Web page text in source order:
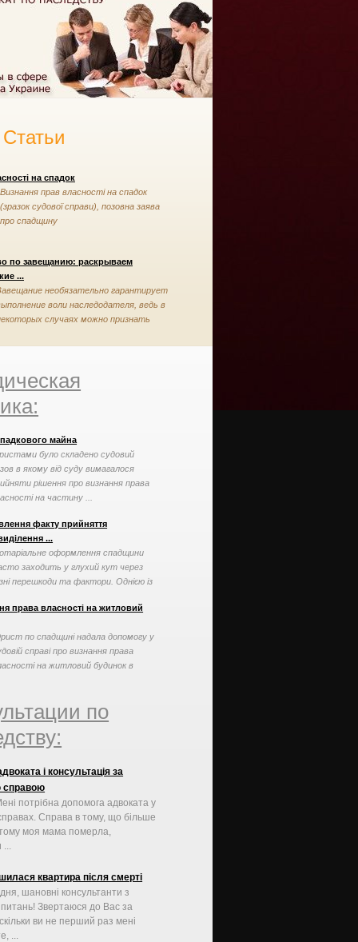
Статьи
на спадок
Визнання прав власності на спадок
(зразок судової справи), позовна заява
про спадщину
по завещанию: раскрываем
...
необязательно гарантирует
воли наследодателя, ведь в
случаях можно признать
майна
було складено судовий
в якому від суду вимагалося
рішення про визнання права
на частину ...
факту прийняття
...
оформлення спадщини
заходить у глухий кут через
перешкоди та фактори. Однією із
права власності на житловий
по спадщині надала допомогу у
справі про визнання права
на житловий будинок в
по
і консультація за
справою
потрібна допомога адвоката у
Справа в тому, що більше
тому моя мама померла,
...
квартира після смерті
шановні консультанти з
Звертаюся до Вас за
ви не перший раз мені
...